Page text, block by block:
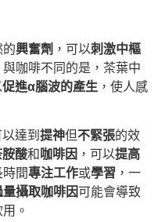
的興奮劑 ，可以刺激中樞
與咖啡不同的是，茶葉中
促進α腦波的產生 ，使人感
達到 提神但不緊張的效
胺酸和 咖啡因 ，可以提高
時間專注工作或學習 ，一
量攝取咖啡因可能會導致
。